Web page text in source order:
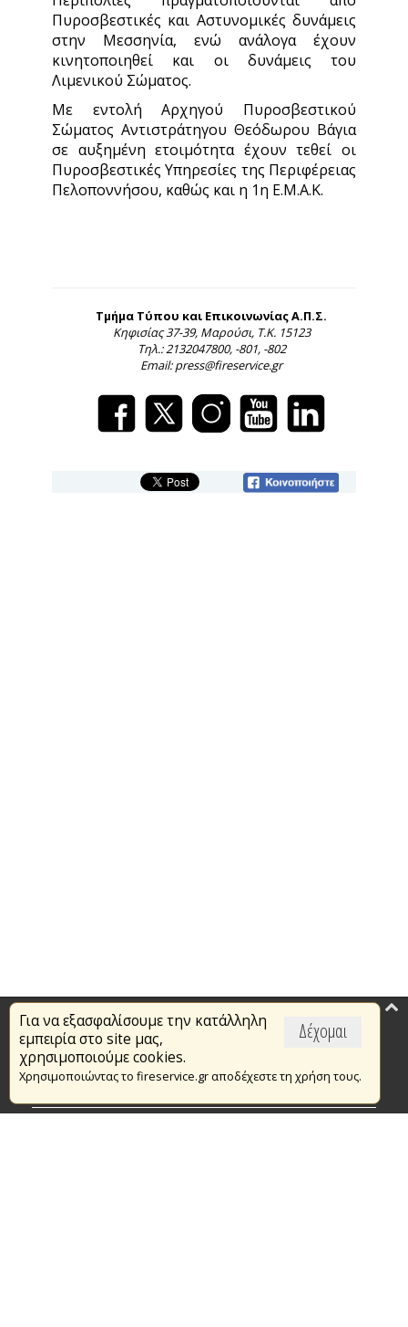
Πυροσβεστικές και Αστυνομικές δυνάμεις
στην Μεσσηνία, ενώ ανάλογα έχουν
κινητοποιηθεί και οι δυνάμεις του
Λιμενικού Σώματος.
Με εντολή Αρχηγού Πυροσβεστικού
Σώματος Αντιστράτηγου Θεόδωρου Βάγια
σε αυξημένη ετοιμότητα έχουν τεθεί οι
Πυροσβεστικές Υπηρεσίες της Περιφέρειας
Πελοποννήσου, καθώς και η 1η Ε.Μ.Α.Κ.
Τμήμα Τύπου και Επικοινωνίας Α.Π.Σ.
Κηφισίας 37-39, Μαρούσι, Τ.Κ. 15123
Τηλ.: 2132047800, -801, -802
Email: press@fireservice.gr
Δέχομαι
Για να εξασφαλίσουμε την κατάλληλη
εμπειρία στο site μας,
χρησιμοποιούμε cookies.
Χρησιμοποιώντας το fireservice.gr αποδέχεστε τη χρήση τους.
Επικαιρότητα
Το Πυροσβεστικό Σώμα